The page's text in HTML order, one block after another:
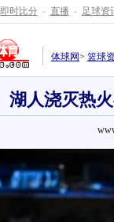
即时比分 - 直播 - 足球资
体球网> 篮球
湖人浇灭热